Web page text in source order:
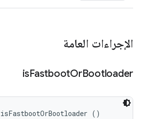
الإجراءات العامة
isFastbootOrBootloader
()